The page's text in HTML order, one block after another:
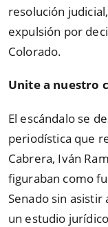
resolución
expulsión por
Colorado.
Unite a nuestro
El escándalo se
periodística que
Cabrera, Iván
figuraban como
Senado sin asistir
un estudio